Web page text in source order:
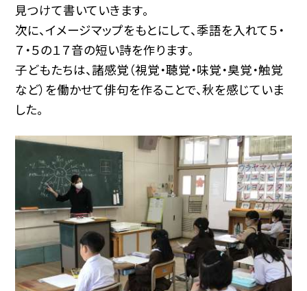
見つけて書いていきます。
次に、イメージマップをもとにして、季語を入れて５・
７・５の１７音の短い詩を作ります。
子どもたちは、諸感覚（視覚・聴覚・味覚・臭覚・触覚
など）を働かせて俳句を作ることで、秋を感じていま
した。